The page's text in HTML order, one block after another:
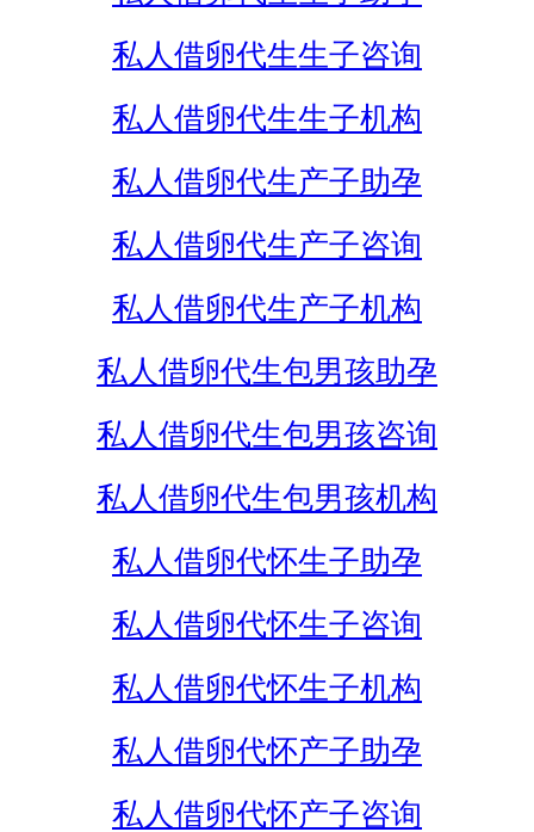
私人借卵代生生子咨询
私人借卵代生生子机构
私人借卵代生产子助孕
私人借卵代生产子咨询
私人借卵代生产子机构
私人借卵代生包男孩助孕
私人借卵代生包男孩咨询
私人借卵代生包男孩机构
私人借卵代怀生子助孕
私人借卵代怀生子咨询
私人借卵代怀生子机构
私人借卵代怀产子助孕
私人借卵代怀产子咨询